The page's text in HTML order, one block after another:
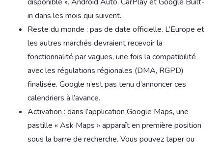
in dans les mois qui suivent.
Reste du monde : pas de date officielle. L’Europe et
les autres marchés devraient recevoir la
fonctionnalité par vagues, une fois la compatibilité
avec les régulations régionales (DMA, RGPD)
finalisée. Google n’est pas tenu d’annoncer ces
calendriers à l’avance.
Activation : dans l’application Google Maps, une
pastille « Ask Maps » apparaît en première position
sous la barre de recherche. Vous pouvez taper ou